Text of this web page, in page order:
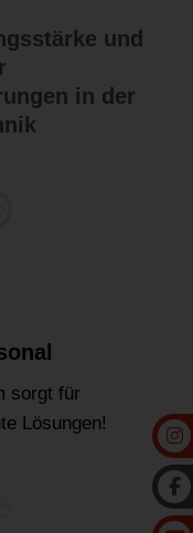
und
in der
sorgt für
Lösungen!